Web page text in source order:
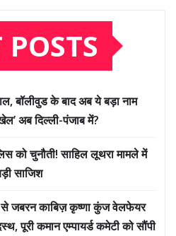
POSTS
बॉलीवुड के बाद अब ये बड़ा नाम
अब दिल्ली-पंजाब में?
को चुनौती! साहिल लूथरा मामले में
साजिश
से जबरन काबिज़ कृष्णा कुंज वेलफेयर
पूरी कमान एम्पायर्ड कमेटी को सौंपी